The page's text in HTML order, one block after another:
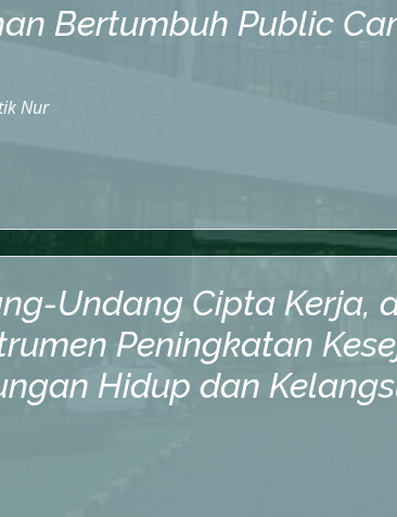
Bertumbuh Public
Nur
Undang Cipta Kerja,
Peningkatan
Hidup dan